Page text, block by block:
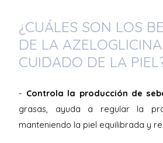
¿CUÁLES SON LOS
DE LA
CUIDADO DE LA
- Controla la producción de
grasas, ayuda a regular la
manteniendo la piel equilibrada y